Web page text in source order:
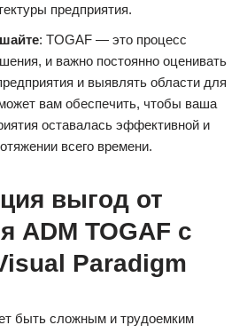
предприятия.
: TOGAF — это процесс
и важно постоянно оценивать
и выявлять области для
вам обеспечить, чтобы ваша
оставалась эффективной и
всего времени.
выгод от
ADM TOGAF с
Paradigm
быть сложным и трудоемким